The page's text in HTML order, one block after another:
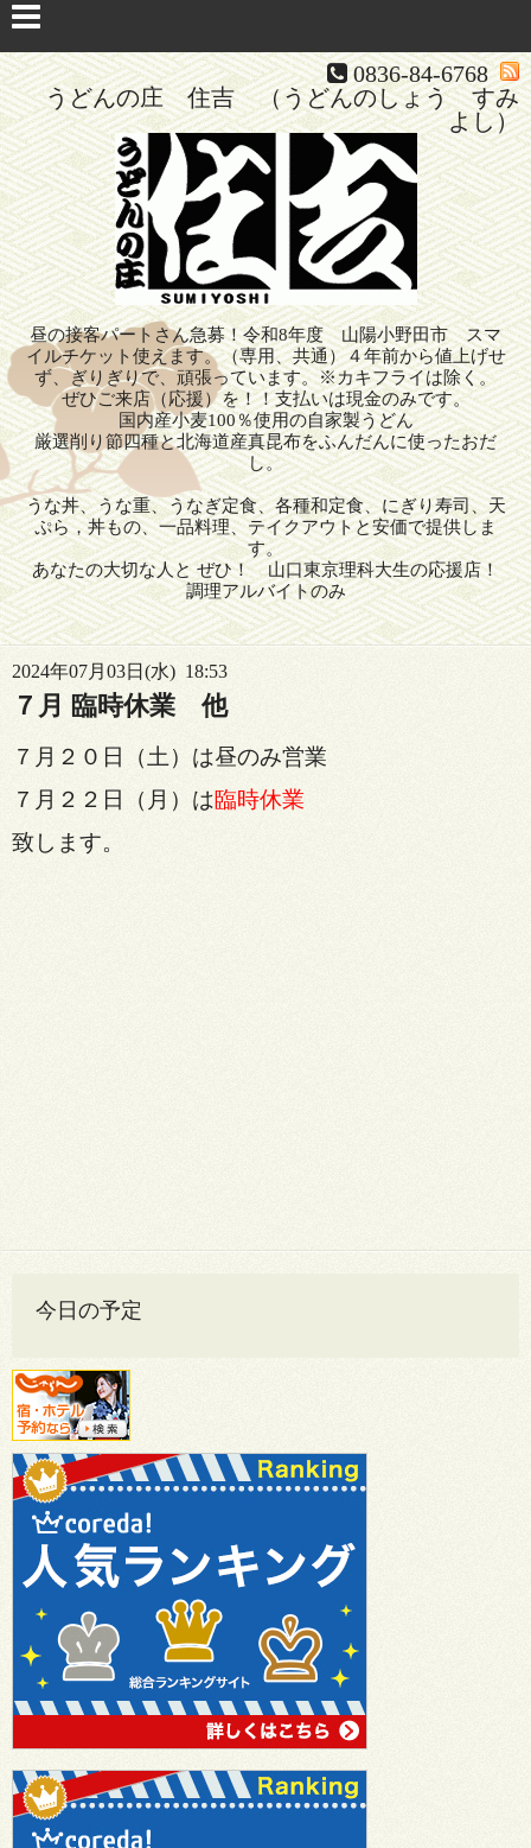
0836-84-6768
うどんの庄 住吉 （うどんのしょう すみ
よし）
昼の接客パートさん急募！令和8年度 山陽小野田市 スマ
イルチケット使えます。（専用、共通）４年前から値上げせ
ず、ぎりぎりで、頑張っています。※カキフライは除く。
ぜひご来店（応援）を！！支払いは現金のみです。
国内産小麦100％使用の自家製うどん
厳選削り節四種と北海道産真昆布をふんだんに使ったおだ
し。
うな丼、うな重、うなぎ定食、各種和定食、にぎり寿司、天
ぷら，丼もの、一品料理、テイクアウトと安価で提供しま
す。
あなたの大切な人と ぜひ！ 山口東京理科大生の応援店！
調理アルバイトのみ
2024年07月03日(水) 18:53
７月 臨時休業 他
７月２０日（土）は昼のみ営業
７月２２日（月）は臨時休業
致します。
今日の予定